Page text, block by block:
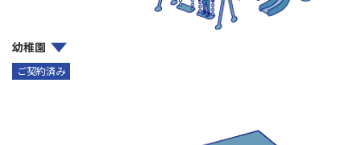
幼稚園
ご契約済み